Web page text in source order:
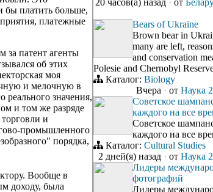
бы платить больше,
платежные
за патент агенты
об этих
моя
и мелочную в
реального значения,
и том же разряде
и
промышленного
порядка,
Вообще в
доходу, была
20 часов(а) назад · от
Bears of Ukraine
Brown bear in
many are left,
and conservation
Polesie and Chernobyl
Каталог: Biology
Вчера · от Наука
Советское
каждого на все
Советское
каждого на все
Каталог: Cultural Studies
2 дней(я) назад · от Наука
Лидеры
фотографий
Лидеры